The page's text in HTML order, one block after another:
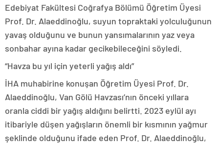
Edebiyat Fakültesi Coğrafya Bölümü Öğretim Üyesi
Prof. Dr. Alaeddinoğlu, suyun topraktaki yolculuğunun
yavaş olduğunu ve bunun yansımalarının yaz veya
sonbahar ayına kadar gecikebileceğini söyledi.
“Havza bu yıl için yeterli yağış aldı”
İHA muhabirine konuşan Öğretim Üyesi Prof. Dr.
Alaeddinoğlu, Van Gölü Havzası’nın önceki yıllara
oranla ciddi bir yağış aldığını belirtti. 2023 eylül ayı
itibariyle düşen yağışların önemli bir kısmının yağmur
şeklinde olduğunu ifade eden Prof. Dr. Alaeddinoğlu,